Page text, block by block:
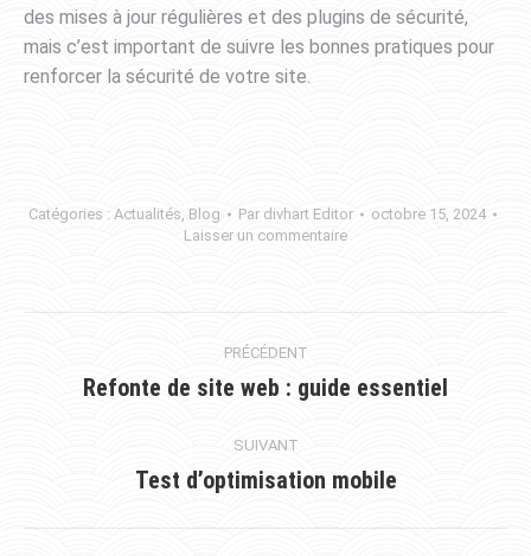
des mises à jour régulières et des plugins de sécurité,
mais c’est important de suivre les bonnes pratiques pour
renforcer la sécurité de votre site.
Catégories : Actualités, Blog Par divhart Editor
octobre 15, 2024
Laisser un commentaire
PRÉCÉDENT
Refonte de site web : guide essentiel
SUIVANT
Test d’optimisation mobile